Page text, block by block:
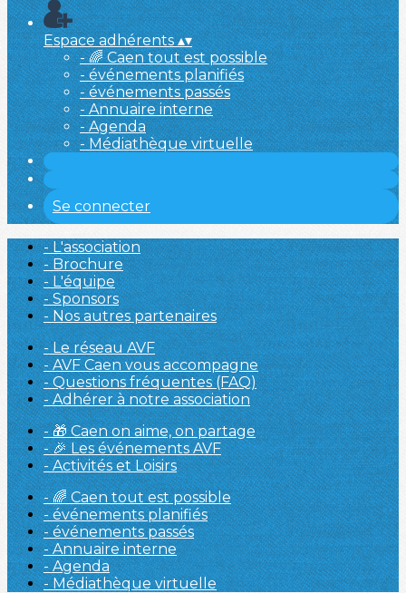
Espace adhérents▴▾
- 🌈 Caen tout est possible
- événements planifiés
- événements passés
- Annuaire interne
- Agenda
- Médiathèque virtuelle
Se connecter
- L'association
- Brochure
- L'équipe
- Sponsors
- Nos autres partenaires
- Le réseau AVF
- AVF Caen vous accompagne
- Questions fréquentes (FAQ)
- Adhérer à notre association
- 🎁 Caen on aime, on partage
- 🎉 Les événements AVF
- Activités et Loisirs
- 🌈 Caen tout est possible
- événements planifiés
- événements passés
- Annuaire interne
- Agenda
- Médiathèque virtuelle